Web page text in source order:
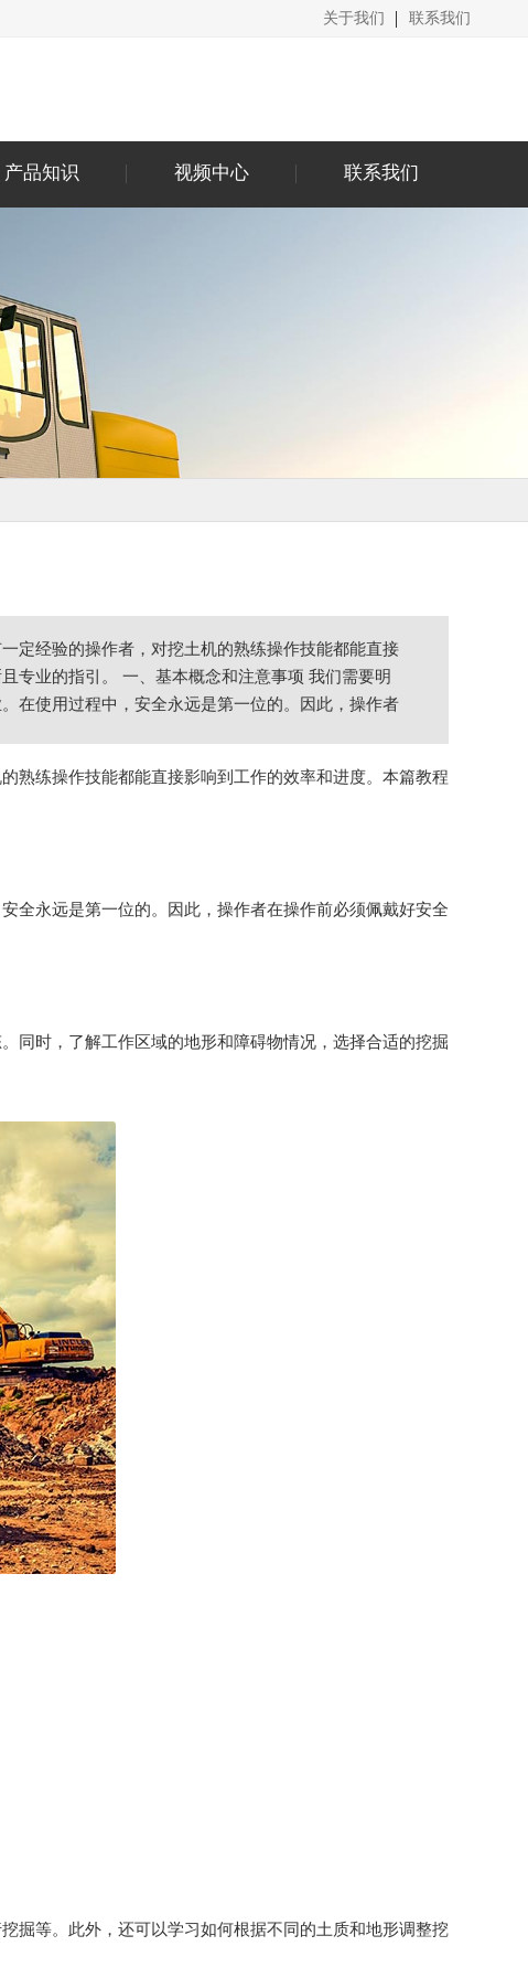
关于我们 联系我们
产品知识 视频中心 联系我们
定经验的操作者，对挖土机的熟练操作技能都能直接
专业的指引。 一、基本概念和注意事项 我们需要明
在使用过程中，安全永远是第一位的。因此，操作者
熟练操作技能都能直接影响到工作的效率和进度。本篇教程
全永远是第一位的。因此，操作者在操作前必须佩戴好安全
同时，了解工作区域的地形和障碍物情况，选择合适的挖掘
掘等。此外，还可以学习如何根据不同的土质和地形调整挖